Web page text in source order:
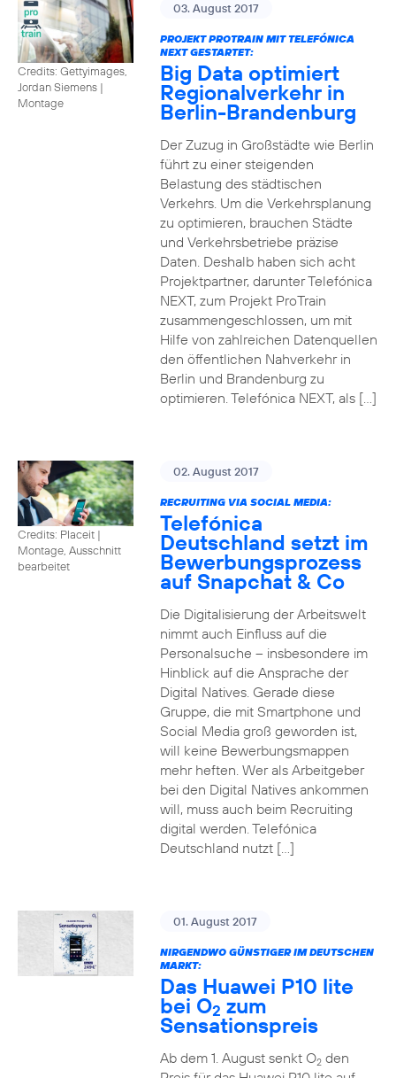
Credits: Gettyimages,
Jordan Siemens |
Montage
03. August 2017
PROJEKT PROTRAIN MIT TELEFÓNICA
NEXT GESTARTET:
Big Data optimiert
Regionalverkehr in
Berlin-Brandenburg
Der Zuzug in Großstädte wie Berlin
führt zu einer steigenden
Belastung des städtischen
Verkehrs. Um die Verkehrsplanung
zu optimieren, brauchen Städte
und Verkehrsbetriebe präzise
Daten. Deshalb haben sich acht
Projektpartner, darunter Telefónica
NEXT, zum Projekt ProTrain
zusammengeschlossen, um mit
Hilfe von zahlreichen Datenquellen
den öffentlichen Nahverkehr in
Berlin und Brandenburg zu
optimieren. Telefónica NEXT, als […]
Credits: Placeit |
Montage, Ausschnitt
bearbeitet
02. August 2017
RECRUITING VIA SOCIAL MEDIA:
Telefónica
Deutschland setzt im
Bewerbungsprozess
auf Snapchat & Co
Die Digitalisierung der Arbeitswelt
nimmt auch Einfluss auf die
Personalsuche – insbesondere im
Hinblick auf die Ansprache der
Digital Natives. Gerade diese
Gruppe, die mit Smartphone und
Social Media groß geworden ist,
will keine Bewerbungsmappen
mehr heften. Wer als Arbeitgeber
bei den Digital Natives ankommen
will, muss auch beim Recruiting
digital werden. Telefónica
Deutschland nutzt […]
01. August 2017
NIRGENDWO GÜNSTIGER IM DEUTSCHEN
MARKT:
Das Huawei P10 lite
bei O2 zum
Sensationspreis
Ab dem 1. August senkt O2den